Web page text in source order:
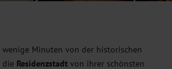
wenige Minuten von der historischen
die Residenzstadt von ihrer schönsten